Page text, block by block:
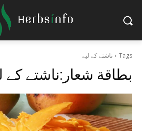
Tags ناشتے کے لیے
بطاقة شعار:ناشتے کے